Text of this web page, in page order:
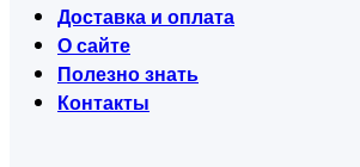
Доставка и оплата
О сайте
Полезно знать
Контакты